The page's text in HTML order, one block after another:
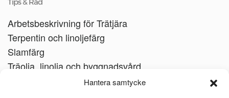
Hantera samtycke
Arbetsbeskrivning för Trätjära
Terpentin och linoljefärg
Slamfärg
Träolja, linolja och byggnadsvård